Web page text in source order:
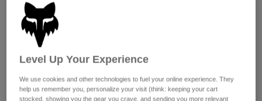
Byxor
Shorts
Jackor
Byxor
Protections
Skjortor
Visa alla
Women
Skydd
Goggles
Sockor
Level Up Your Experience
We use cookies and other technologies to fuel your online experience. They
help us remember you, personalize your visit (think: keeping your cart
stocked, showing you the gear you crave, and sending you more relevant